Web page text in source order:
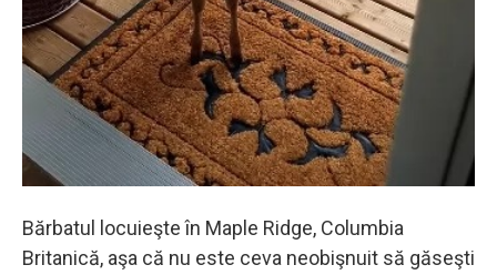
Bărbatul locuieşte în Maple Ridge, Columbia
Britanică, aşa că nu este ceva neobişnuit să găseşti